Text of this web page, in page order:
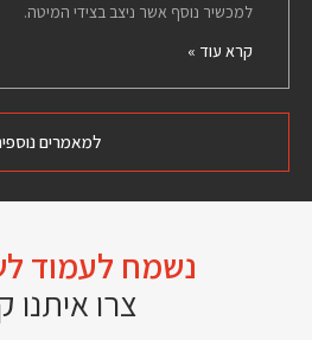
למכשיר נוסף אשר ניצב בצידי המיטה.
קרא עוד »
למאמרים
נשמח לעמוד
צרו איתנו